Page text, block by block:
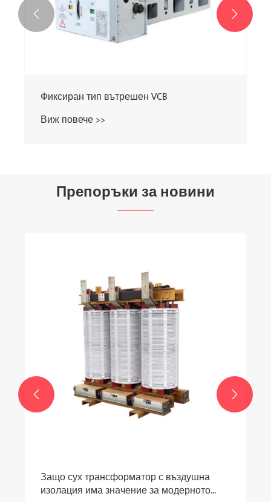
Фиксиран тип вътрешен VCB
Виж повече >>
 
Препоръки за новини
Защо сух трансформатор с въздушна
изолация има значение за модерното
 